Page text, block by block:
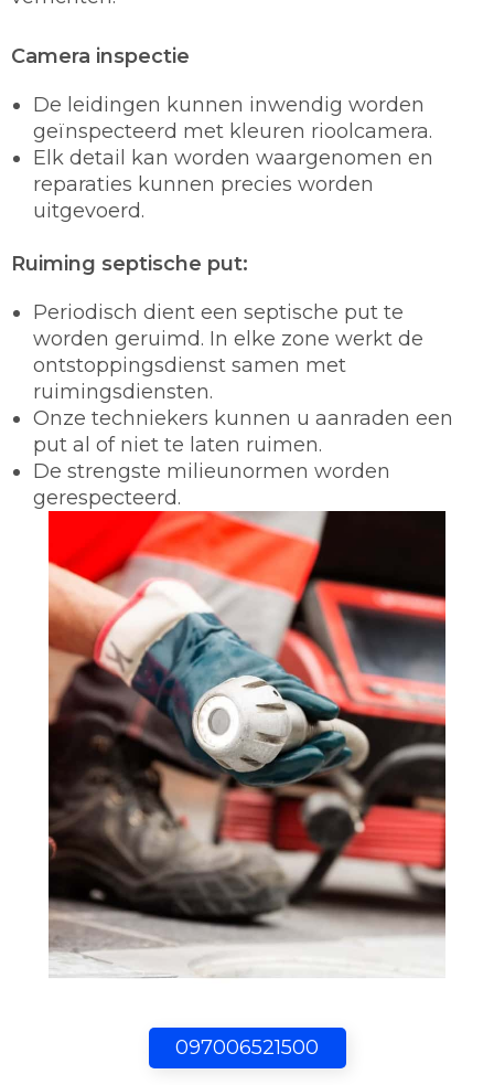
097006521500
Camera inspectie
De leidingen kunnen inwendig worden
geïnspecteerd met kleuren rioolcamera.
Elk detail kan worden waargenomen en
reparaties kunnen precies worden
uitgevoerd.
Ruiming septische put:
Periodisch dient een septische put te
worden geruimd. In elke zone werkt de
ontstoppingsdienst samen met
ruimingsdiensten.
Onze techniekers kunnen u aanraden een
put al of niet te laten ruimen.
De strengste milieunormen worden
gerespecteerd.